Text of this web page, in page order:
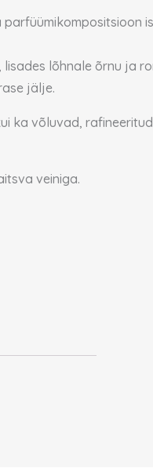
lõhnale õrnu ja
jälje.
ka võluvad,
veiniga.